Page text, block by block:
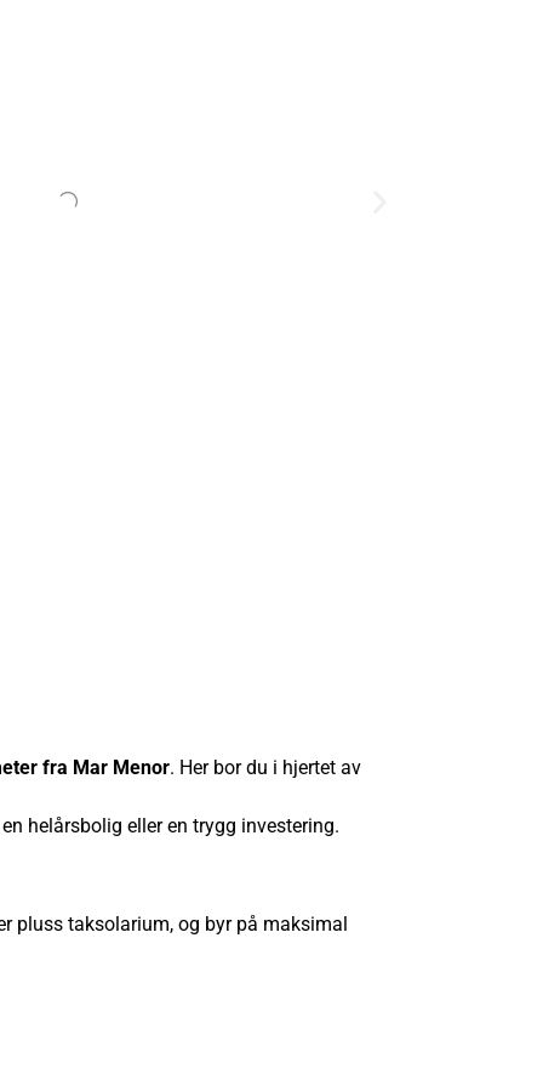
fra Mar Menor. Her bor du i hjertet av
helårsbolig eller en trygg investering.
pluss taksolarium, og byr på maksimal